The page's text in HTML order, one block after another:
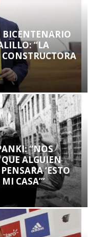
BICENTENARIO
“LA
CONSTRUCTORA
“NOS
ALGUIEN
‘ESTO
CASA’”